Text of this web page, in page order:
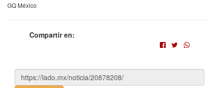
GQ México
Compartir en: